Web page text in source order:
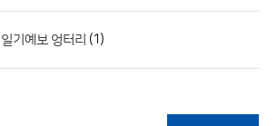
일기예보 엉터리 (1)